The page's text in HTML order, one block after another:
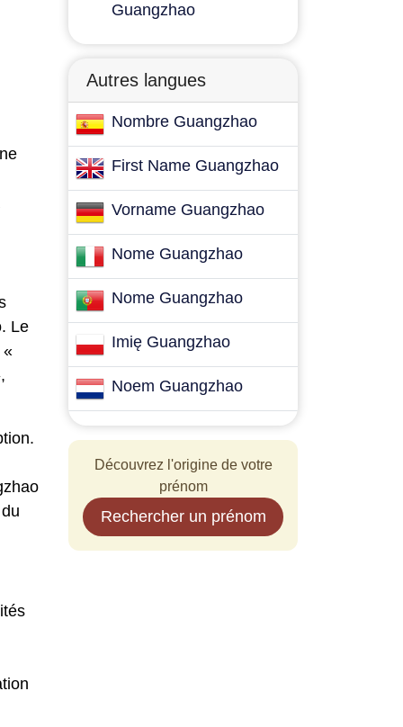
Le
«
Guangzhao
Autres langues
Nombre Guangzhao
First Name Guangzhao
Vorname Guangzhao
Nome Guangzhao
Nome Guangzhao
Imię Guangzhao
Noem Guangzhao
Découvrez l'origine de votre
prénom
Rechercher un prénom